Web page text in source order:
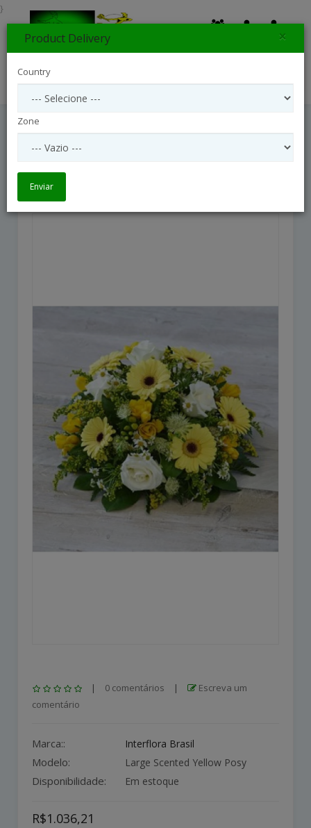
Large Scented Yellow Posy
| 0 comentários |
Escreva um
comentário
Marca:: Interflora Brasil
Modelo: Large Scented Yellow Posy
Disponibilidade: Em estoque
R$1.036,21
}
Product Delivery ×
Country
Zone
Enviar